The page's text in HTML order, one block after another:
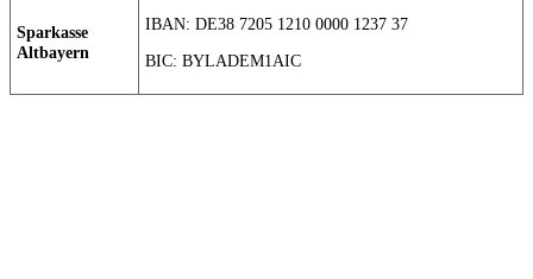
Sparkasse
Altbayern
IBAN: DE38 7205 1210 0000 1237 37
BIC: BYLADEM1AIC